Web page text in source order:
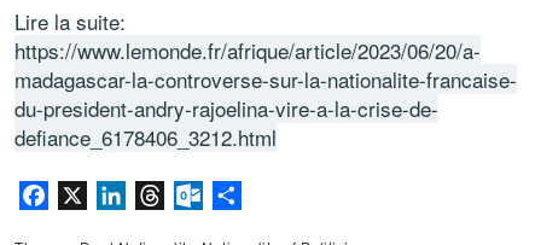
Lire la suite:
https://www.lemonde.fr/afrique/article/2023/06/20/a-
madagascar-la-controverse-sur-la-nationalite-francaise-
du-president-andry-rajoelina-vire-a-la-crise-de-
defiance_6178406_3212.html
Facebook LinkedInThreadsOutlook.com